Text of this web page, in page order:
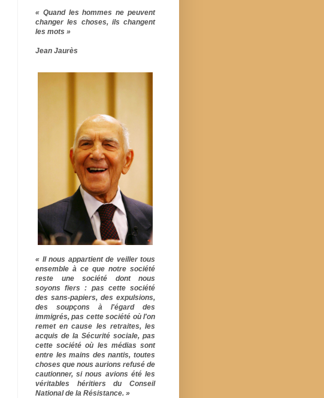
« Quand les hommes ne peuvent
changer les choses, ils changent
les mots »
Jean Jaurès
« Il nous appartient de veiller tous
ensemble à ce que notre société
reste une société dont nous
soyons fiers : pas cette société
des sans-papiers, des expulsions,
des soupçons à l'égard des
immigrés, pas cette société où l'on
remet en cause les retraites, les
acquis de la Sécurité sociale, pas
cette société où les médias sont
entre les mains des nantis, toutes
choses que nous aurions refusé de
cautionner, si nous avions été les
véritables héritiers du Conseil
National de la Résistance. »